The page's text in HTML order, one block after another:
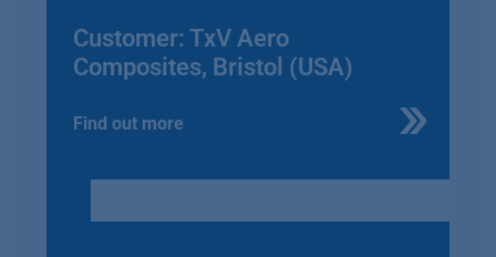
Customer: TxV Aero
Composites, Bristol (USA)
Find out more